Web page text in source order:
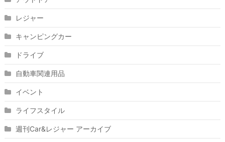
レジャー
キャンピングカー
ドライブ
自動車関連用品
イベント
ライフスタイル
週刊Car&レジャー アーカイブ